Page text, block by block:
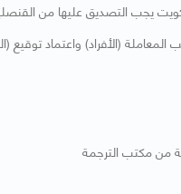
يجب التصديق عليها من
(الأفراد) واعتماد